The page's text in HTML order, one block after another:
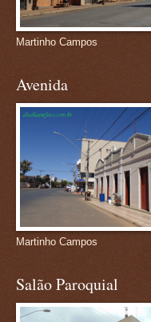
Martinho Campos
Avenida
Martinho Campos
Salão Paroquial